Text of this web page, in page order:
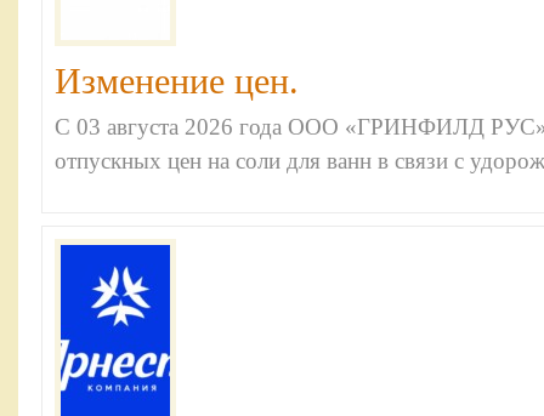
Изменение цен.
С 03 августа 2026 года ООО «ГРИНФИЛД
отпускных цен на соли для ванн в связи с